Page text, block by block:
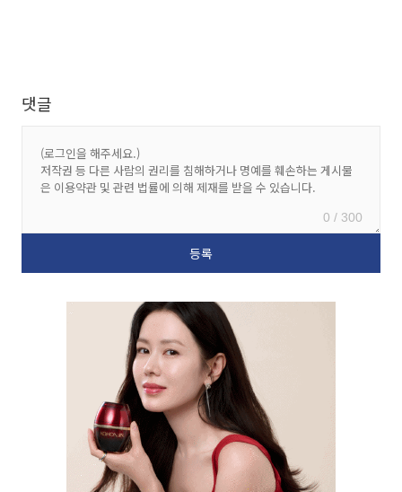
댓글
0 / 300